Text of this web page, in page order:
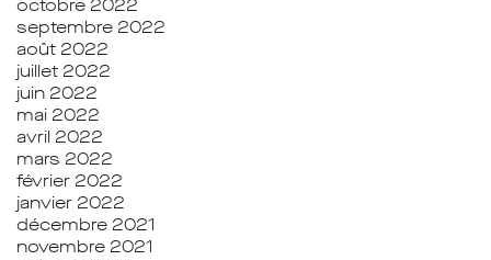
octobre 2022
septembre 2022
août 2022
juillet 2022
juin 2022
mai 2022
avril 2022
mars 2022
février 2022
janvier 2022
décembre 2021
novembre 2021